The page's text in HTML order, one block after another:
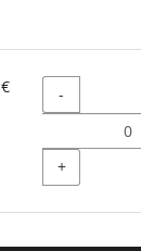
Menge
-
+